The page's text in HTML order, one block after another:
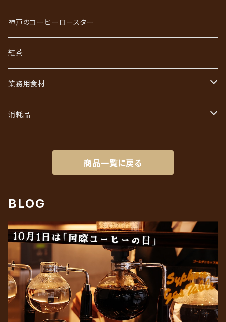
神戸珈琲散策
ジュエリーコーヒーシリーズ
あなただけのブレンド
初回限定お試しセット
神戸珈琲散策ギフト
ワールドコーヒーギフト
コーヒーバッグ（ドリップ）ギフト
インスタントコーヒーギフト
神戸のコーヒーロースター
紅茶
業務用食材
フレッシュ・シュガー・ガムシロ
消耗品
商品一覧に戻る
BLOG